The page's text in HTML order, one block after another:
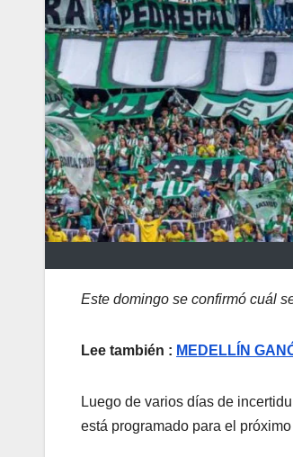
Este domingo se confirmó cuál
Lee también : MEDELLÍN
Luego de varios días de
está programado para el